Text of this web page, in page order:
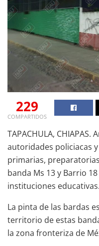
229
COMPARTIDOS
TAPACHULA,
autoridades policiacas
primarias,
banda Ms 13 y Barrio
instituciones educativas.
La pinta de las bardas
territorio de estas
la zona fronteriza de